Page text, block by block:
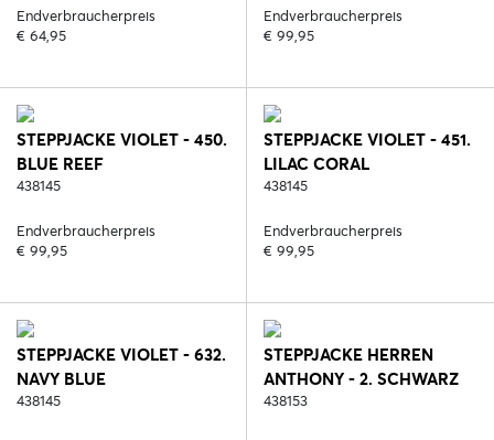
Endverbraucherpreis
€ 64,95
Endverbraucherpreis
€ 99,95
STEPPJACKE VIOLET - 450.
BLUE REEF
438145
Endverbraucherpreis
€ 99,95
STEPPJACKE VIOLET - 451.
LILAC CORAL
438145
Endverbraucherpreis
€ 99,95
STEPPJACKE VIOLET - 632.
NAVY BLUE
438145
STEPPJACKE HERREN
ANTHONY - 2. SCHWARZ
438153